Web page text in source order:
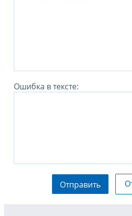
Ошибка в тексте:
Отправить